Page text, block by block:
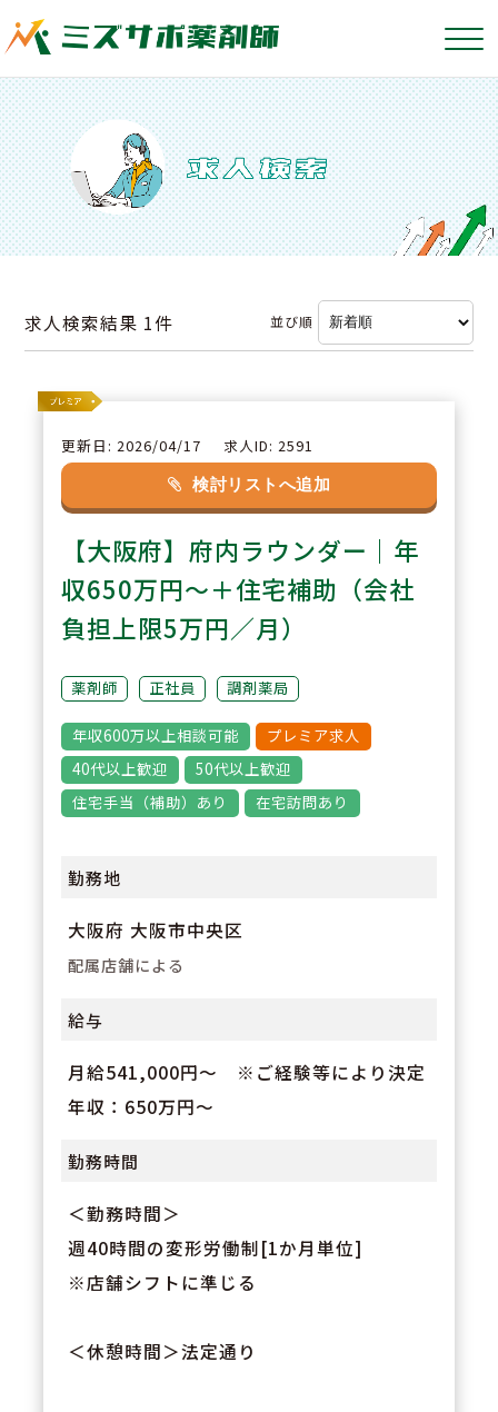
求人検索結果 1件 並び順
更新日: 2026/04/17 求人ID: 2591
検討リストへ追加
【大阪府】府内ラウンダー｜年
収650万円～＋住宅補助（会社
負担上限5万円／月）
薬剤師 正社員 調剤薬局
年収600万以上相談可能
プレミア求人
40代以上歓迎
50代以上歓迎
住宅手当（補助）あり
在宅訪問あり
勤務地
大阪府 大阪市中央区
配属店舗による
給与
月給541,000円～ ※ご経験等により決定
年収：650万円～
勤務時間
＜勤務時間＞
週40時間の変形労働制[1か月単位]
※店舗シフトに準じる
＜休憩時間＞法定通り